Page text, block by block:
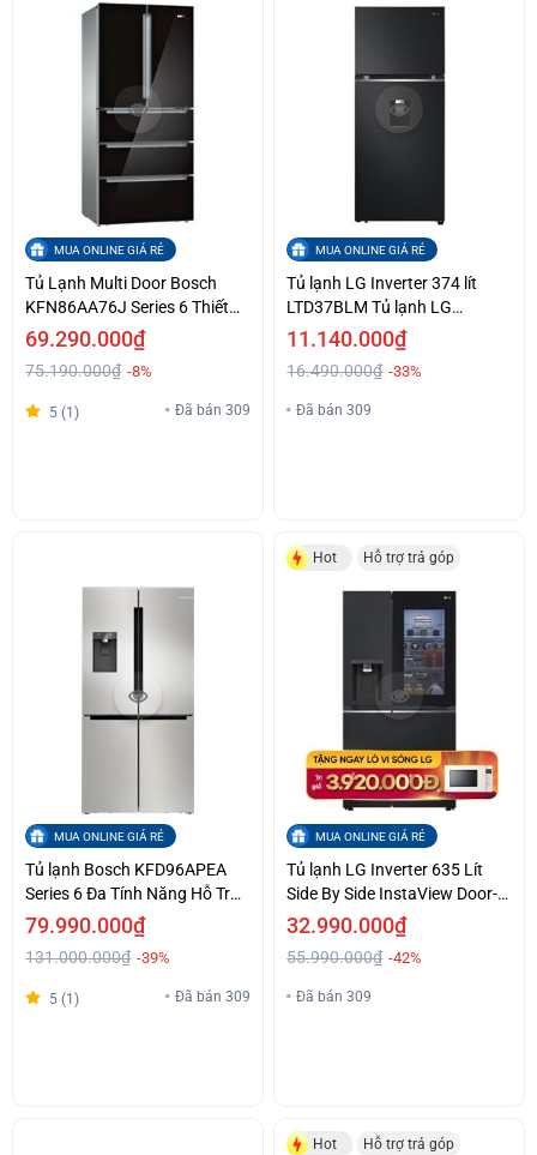
MUA ONLINE GIÁ RẺ
Tủ Lạnh Multi Door Bosch
KFN86AA76J Series 6 Thiết
Kế Cửa 5 Cánh Linh Hoạt,
Thiết Kế Home Connect
Thông Minh Hỗ Trợ Trả Góp
69.290.000₫
75.190.000₫ -8%
5 (1) Đã bán 309
MUA ONLINE GIÁ RẺ
Tủ lạnh LG Inverter 374 lít
LTD37BLM Tủ lạnh LG
Inverter 374 lít LTD37BLM
11.140.000₫
16.490.000₫ -33%
Đã bán 309
MUA ONLINE GIÁ RẺ
Tủ lạnh Bosch KFD96APEA
Series 6 Đa Tính Năng Hỗ Trợ
Trả Góp
79.990.000₫
131.000.000₫ -39%
5 (1) Đã bán 309
Hot Hỗ trợ trả góp
MUA ONLINE GIÁ RẺ
Tủ lạnh LG Inverter 635 Lít
Side By Side InstaView Door-
in-Door GR-X257BL
32.990.000₫
55.990.000₫ -42%
Đã bán 309
Hot Hỗ trợ trả góp